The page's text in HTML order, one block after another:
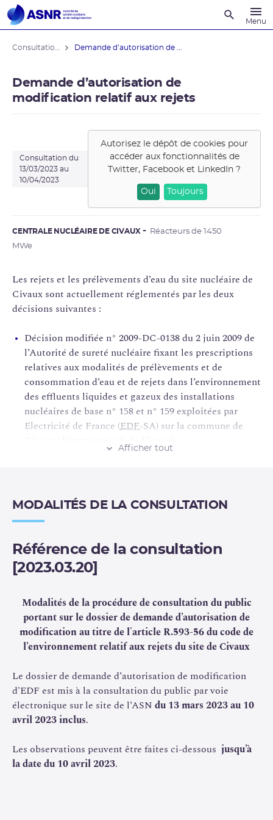
Menu
Demande d’autorisation de ...
Demande d’autorisation de
modification relatif aux rejets
Consultation du
13/03/2023 au
10/04/2023
Autorisez le dépôt de cookies pour
accéder aux fonctionnalités de
Twitter, Facebook et LinkedIn ?
Oui Toujours
CENTRALE NUCLÉAIRE DE CIVAUX
Réacteurs de 1450
MWe
Afficher tout
Les rejets et les prélèvements d’eau du site nucléaire de
Civaux sont actuellement réglementés par les deux
décisions suivantes :
Décision modifiée n° 2009-DC-0138 du 2 juin 2009 de
l’Autorité de sureté nucléaire fixant les prescriptions
relatives aux modalités de prélèvements et de
consommation d’eau et de rejets dans l’environnement
des effluents liquides et gazeux des installations
nucléaires de base n° 158 et n° 159 exploitées par
Electricité de France (EDF-SA) sur la commune de
Civaux (département de la Vienne)
gazeux des installations nucléaires de base n° 158 et
n°159 exploitées par Électricité de France (EDF-SA)
L’ASN a reçu le 30 janvier 2019 un dossier de demande
d’autorisation déposée par EDF au titre de l’article 26 du
désormais codifié à l’article R593-56 du code de
l’environnement. Des demandes de compléments ont été
adressées à EDF dans le cadre de l’instruction menée par
l’ASN, demandes qui ont abouties en octobre 2022 à une
Le dossier déposé par EDF comprend les principales
demandes de modification suivantes :
monochloramine et chloration massive à pH contrôlé
pour les réacteurs. Ces traitements sont nécessaires
MODALITÉS DE LA CONSULTATION
Référence de la consultation
[2023.03.20]
Modalités de la procédure de consultation du public
portant sur le dossier de demande d’autorisation de
modification au titre de l'article R.593-56 du code de
l’environnement relatif aux rejets du site de Civaux
Le dossier de demande d’autorisation de modification
d'EDF est mis à la consultation du public par voie
électronique sur le site de l’ASN du 13 mars 2023 au 10
avril 2023 inclus.
Les observations peuvent être faites ci-dessous jusqu’à
la date du 10 avril 2023.